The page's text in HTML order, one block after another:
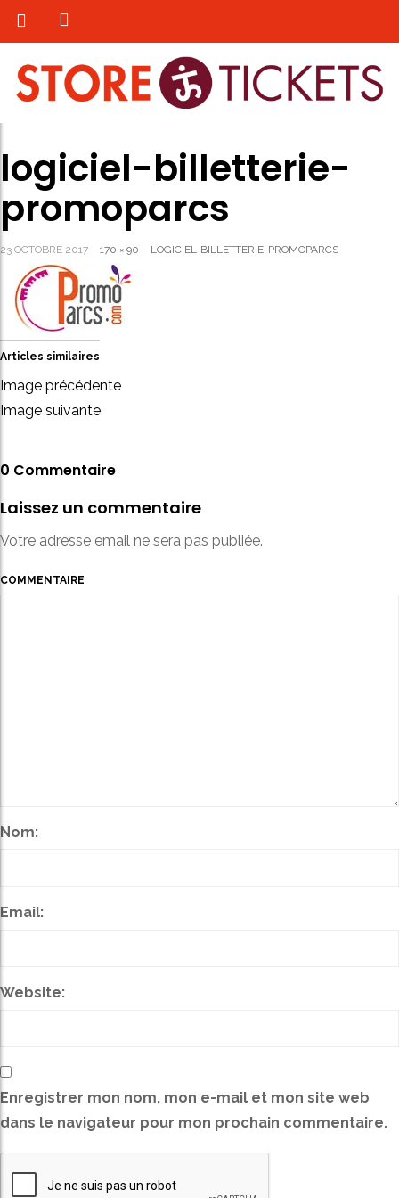
logiciel-billetterie-
promoparcs
23 OCTOBRE 2017 170 × 90 LOGICIEL-BILLETTERIE-PROMOPARCS
Articles similaires
Image précédente
Image suivante
0 Commentaire
Laissez un commentaire
Votre adresse email ne sera pas publiée.
COMMENTAIRE
Nom:
Email:
Website:
Enregistrer mon nom, mon e-mail et mon site web
dans le navigateur pour mon prochain commentaire.